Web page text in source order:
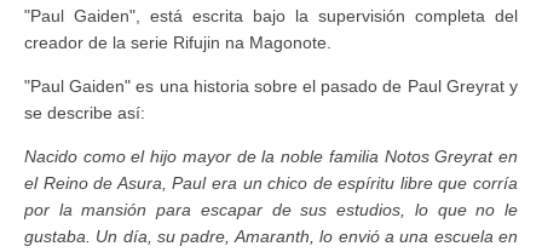
"Paul Gaiden", está escrita bajo la supervisión completa del
creador de la serie Rifujin na Magonote.
"Paul Gaiden" es una historia sobre el pasado de Paul Greyrat y
se describe así:
Nacido como el hijo mayor de la noble familia Notos Greyrat en
el Reino de Asura, Paul era un chico de espíritu libre que corría
por la mansión para escapar de sus estudios, lo que no le
gustaba. Un día, su padre, Amaranth, lo envió a una escuela en